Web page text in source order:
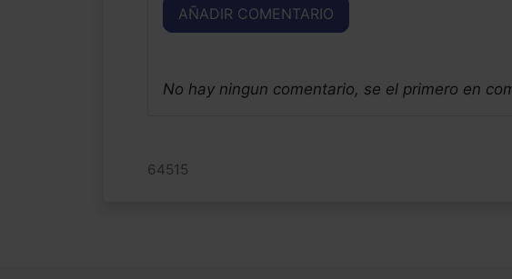
AÑADIR COMENTARIO
No hay ningun comentario, se el primero en
64515